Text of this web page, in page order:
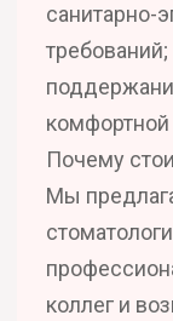
санитарно-
требований;
Почему
Мы
коллег и